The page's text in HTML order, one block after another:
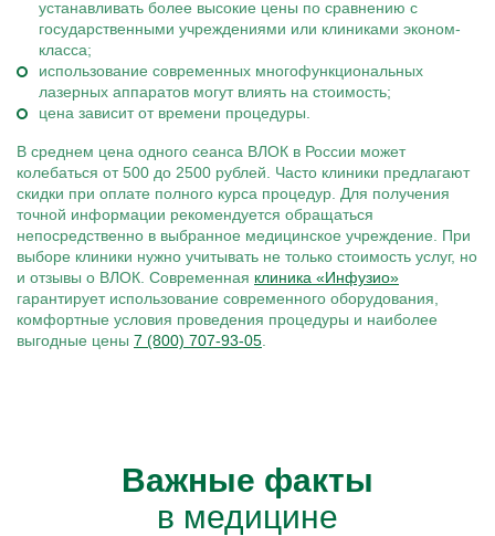
устанавливать более высокие цены по сравнению с
государственными учреждениями или клиниками эконом-
класса;
использование современных многофункциональных
лазерных аппаратов могут влиять на стоимость;
цена зависит от времени процедуры.
В среднем цена одного сеанса ВЛОК в России может
колебаться от 500 до 2500 рублей. Часто клиники предлагают
скидки при оплате полного курса процедур. Для получения
точной информации рекомендуется обращаться
непосредственно в выбранное медицинское учреждение. При
выборе клиники нужно учитывать не только стоимость услуг, но
и отзывы о ВЛОК. Современная клиника «Инфузио»
гарантирует использование современного оборудования,
комфортные условия проведения процедуры и наиболее
выгодные цены 7 (800) 707-93-05
Важные факты
в медицине